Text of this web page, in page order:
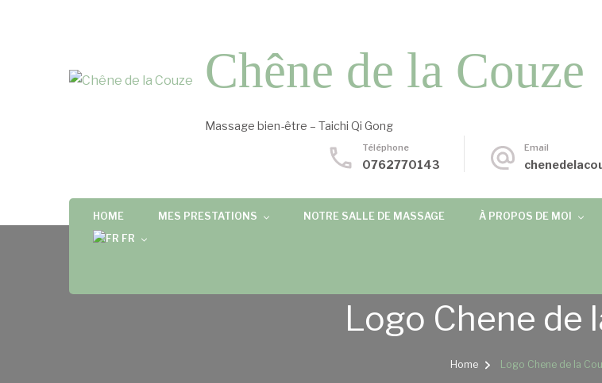
Chêne de la Couze
Massage bien-être – Taichi Qi Gong
Téléphone
0762770143
Email
HOME MES PRESTATIONS NOTRE SALLE DE MASSAGE À PROPOS DE MOI
FR
Logo Chene de
Home Logo Chene de la